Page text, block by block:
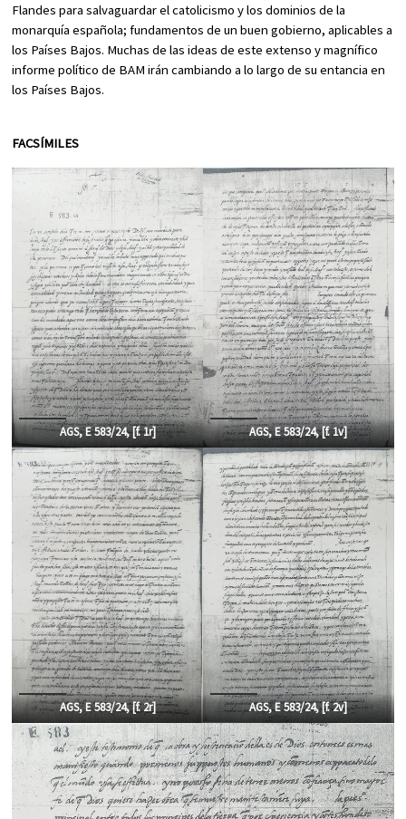
Flandes para salvaguardar el catolicismo y los dominios de la
monarquía española; fundamentos de un buen gobierno, aplicables a
los Países Bajos. Muchas de las ideas de este extenso y magnífico
informe político de BAM irán cambiando a lo largo de su entancia en
los Países Bajos.
FACSÍMILES
AGS, E 583/24, [f. 1r] AGS, E 583/24, [f. 1v]
AGS, E 583/24, [f. 2r] AGS, E 583/24, [f. 2v]